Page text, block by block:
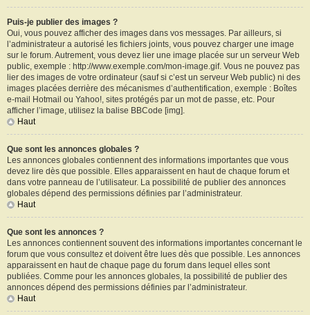
Puis-je publier des images ?
Oui, vous pouvez afficher des images dans vos messages. Par ailleurs, si
l’administrateur a autorisé les fichiers joints, vous pouvez charger une image
sur le forum. Autrement, vous devez lier une image placée sur un serveur Web
public, exemple : http://www.exemple.com/mon-image.gif. Vous ne pouvez pas
lier des images de votre ordinateur (sauf si c’est un serveur Web public) ni des
images placées derrière des mécanismes d’authentification, exemple : Boîtes
e-mail Hotmail ou Yahoo!, sites protégés par un mot de passe, etc. Pour
afficher l’image, utilisez la balise BBCode [img].
Haut
Que sont les annonces globales ?
Les annonces globales contiennent des informations importantes que vous
devez lire dès que possible. Elles apparaissent en haut de chaque forum et
dans votre panneau de l’utilisateur. La possibilité de publier des annonces
globales dépend des permissions définies par l’administrateur.
Haut
Que sont les annonces ?
Les annonces contiennent souvent des informations importantes concernant le
forum que vous consultez et doivent être lues dès que possible. Les annonces
apparaissent en haut de chaque page du forum dans lequel elles sont
publiées. Comme pour les annonces globales, la possibilité de publier des
annonces dépend des permissions définies par l’administrateur.
Haut